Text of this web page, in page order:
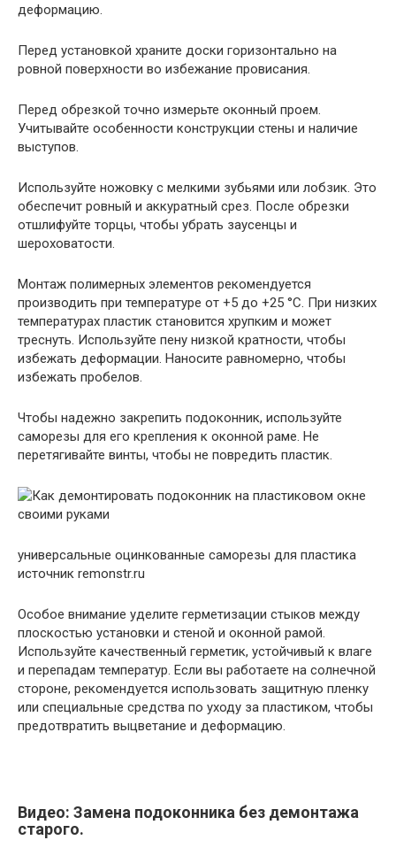
деформацию.
Перед установкой храните доски горизонтально на
ровной поверхности во избежание провисания.
Перед обрезкой точно измерьте оконный проем.
Учитывайте особенности конструкции стены и наличие
выступов.
Используйте ножовку с мелкими зубьями или лобзик. Это
обеспечит ровный и аккуратный срез. После обрезки
отшлифуйте торцы, чтобы убрать заусенцы и
шероховатости.
Монтаж полимерных элементов рекомендуется
производить при температуре от +5 до +25 °С. При низких
температурах пластик становится хрупким и может
треснуть. Используйте пену низкой кратности, чтобы
избежать деформации. Наносите равномерно, чтобы
избежать пробелов.
Чтобы надежно закрепить подоконник, используйте
саморезы для его крепления к оконной раме. Не
перетягивайте винты, чтобы не повредить пластик.
универсальные оцинкованные саморезы для пластика
источник remonstr.ru
Особое внимание уделите герметизации стыков между
плоскостью установки и стеной и оконной рамой.
Используйте качественный герметик, устойчивый к влаге
и перепадам температур. Если вы работаете на солнечной
стороне, рекомендуется использовать защитную пленку
или специальные средства по уходу за пластиком, чтобы
предотвратить выцветание и деформацию.
Видео: Замена подоконника без демонтажа
старого.